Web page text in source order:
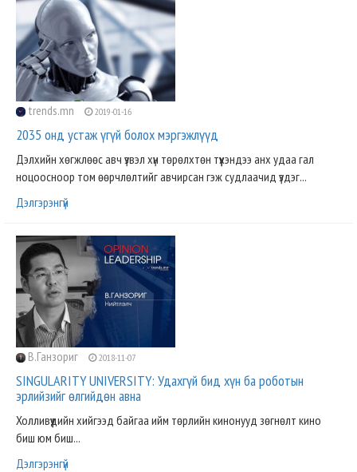
trends.mn 2019-01-16
2035 онд устаж үгүй болох мэргэжлүүд
Дэлхийн хөгжлөөс авч үзвэл хүн төрөлхтөн түүхэндээ анх удаа гал
ноцоосноор том өөрчлөлтийг авчирсан гэж судлаачид үздэг...
Дэлгэрэнгүй
В.Ганзориг 2018-11-07
SINGULARITY UNIVERSITY: Удахгүй бид хүн ба роботын
эрлийзийг өлгийдөн авна
Холливүүдийн хийгээд байгаа ийм төрлийн кинонууд зөгнөлт кино
биш юм биш...
Дэлгэрэнгүй